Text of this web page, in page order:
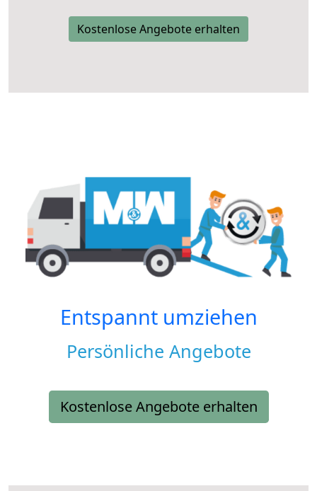
Kostenlose Angebote erhalten
Entspannt umziehen
Persönliche Angebote
Kostenlose Angebote erhalten